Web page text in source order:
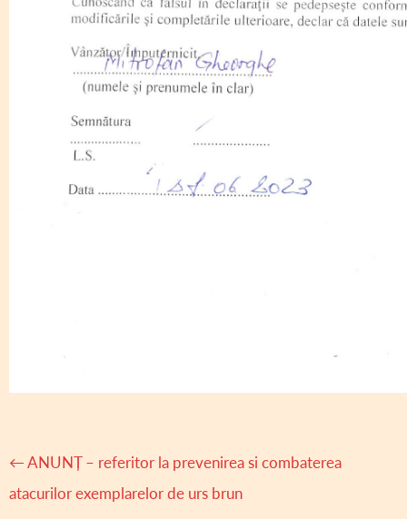
Navigare
articole
←ANUNȚ – referitor la prevenirea si combaterea
atacurilor exemplarelor de urs brun